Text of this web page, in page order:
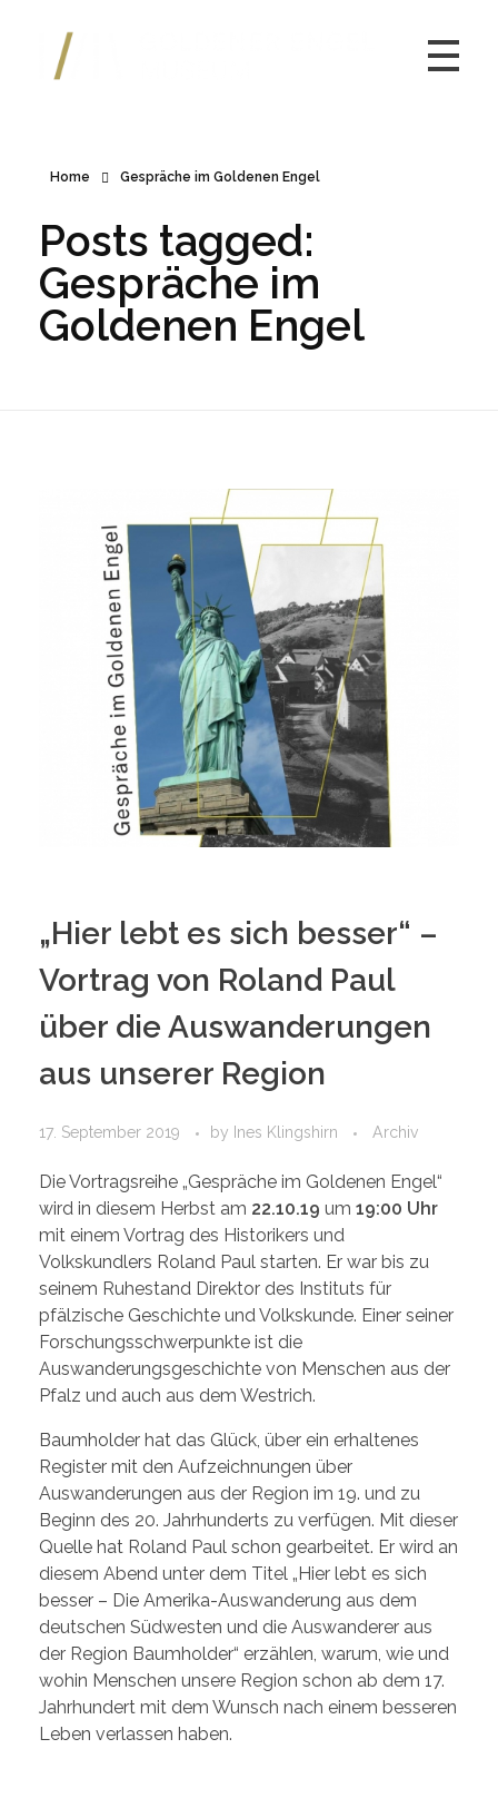
Home Gespräche im Goldenen Engel
Posts tagged:
Gespräche im
Goldenen Engel
„Hier lebt es sich besser“ –
Vortrag von Roland Paul
über die Auswanderungen
aus unserer Region
17. September 2019 by Ines Klingshirn Archiv
Die Vortragsreihe „Gespräche im Goldenen Engel“
wird in diesem Herbst am 22.10.19 um 19:00 Uhr
mit einem Vortrag des Historikers und
Volkskundlers Roland Paul starten. Er war bis zu
seinem Ruhestand Direktor des Instituts für
pfälzische Geschichte und Volkskunde. Einer seiner
Forschungsschwerpunkte ist die
Auswanderungsgeschichte von Menschen aus der
Pfalz und auch aus dem Westrich.
Baumholder hat das Glück, über ein erhaltenes
Register mit den Aufzeichnungen über
Auswanderungen aus der Region im 19. und zu
Beginn des 20. Jahrhunderts zu verfügen. Mit dieser
Quelle hat Roland Paul schon gearbeitet. Er wird an
diesem Abend unter dem Titel „Hier lebt es sich
besser – Die Amerika-Auswanderung aus dem
deutschen Südwesten und die Auswanderer aus
der Region Baumholder“ erzählen, warum, wie und
wohin Menschen unsere Region schon ab dem 17.
Jahrhundert mit dem Wunsch nach einem besseren
Leben verlassen haben.